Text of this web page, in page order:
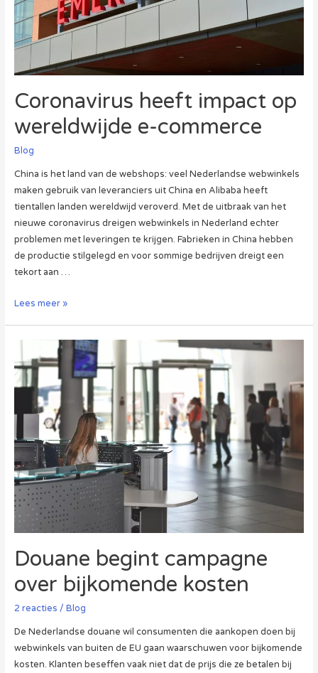
Coronavirus heeft impact op
wereldwijde e-commerce
Blog
China is het land van de webshops: veel Nederlandse webwinkels
maken gebruik van leveranciers uit China en Alibaba heeft
tientallen landen wereldwijd veroverd. Met de uitbraak van het
nieuwe coronavirus dreigen webwinkels in Nederland echter
problemen met leveringen te krijgen. Fabrieken in China hebben
de productie stilgelegd en voor sommige bedrijven dreigt een
tekort aan …
Coronavirus
wereldwijde
e-
commerce
Lees meer »
Douane begint campagne
over bijkomende kosten
2 reacties / Blog
De Nederlandse douane wil consumenten die aankopen doen bij
webwinkels van buiten de EU gaan waarschuwen voor bijkomende
kosten. Klanten beseffen vaak niet dat de prijs die ze betalen bij